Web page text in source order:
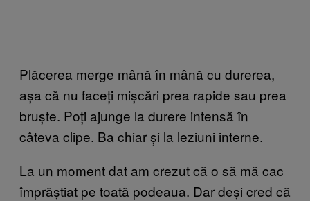
Plăcerea merge mână în mână cu durerea,
așa că nu faceți mișcări prea rapide sau prea
bruște. Poți ajunge la durere intensă în
câteva clipe. Ba chiar și la leziuni interne.
La un moment dat am crezut că o să mă cac
împrăștiat pe toată podeaua. Dar deși cred că